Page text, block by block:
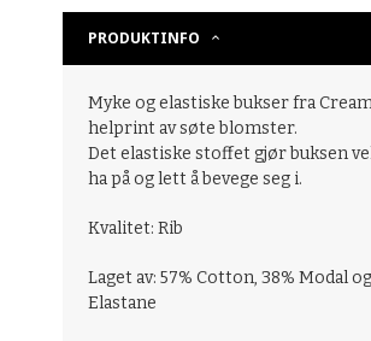
PRODUKTINFO
Myke og elastiske bukser fra
helprint av søte blomster.
Det elastiske stoffet gjør buksen
ha på og lett å bevege seg i.
Kvalitet: Rib
Laget av: 57% Cotton, 38% Modal
Elastane